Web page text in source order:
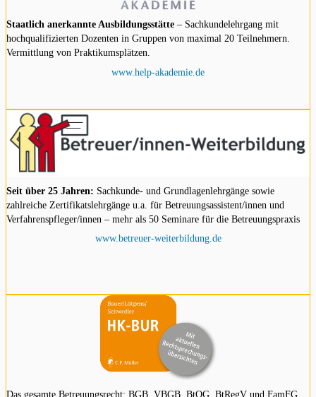
Staatlich anerkannte Ausbildungsstätte – Sachkundelehrgang mit
hochqualifizierten Dozenten in Gruppen von maximal 20 Teilnehmern.
Vermittlung von Praktikumsplätzen.
www.help-akademie.de
Seit über 25 Jahren: Sachkunde- und Grundlagenlehrgänge sowie
zahlreiche Zertifikatslehrgänge u.a. für Betreuungsassistent/innen und
Verfahrenspfleger/innen – mehr als 50 Seminare für die Betreuungspraxis
www.betreuer-weiterbildung.de
Das gesamte Betreuungsrecht: BGB, VBGB, BtOG, BtRegV und FamFG